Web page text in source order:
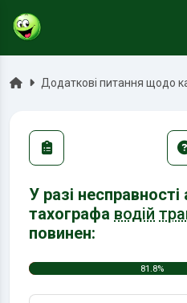
ГоловнаДодаткові питання щодо
У разі
тахографа водій
повинен:
81.8%